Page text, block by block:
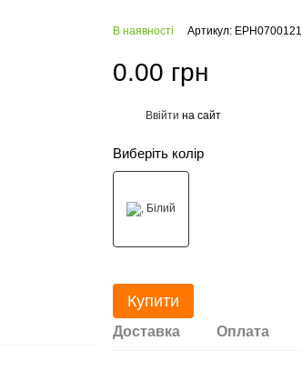
В наявності Артикул: EPH0700121
0.00 грн
Ввійти на сайт
Виберіть колір
Купити
Доставка Оплата